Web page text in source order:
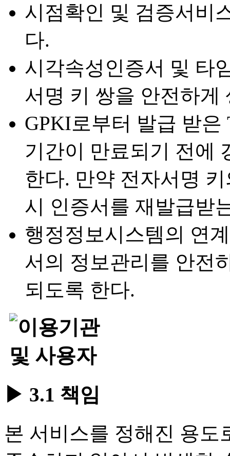
시점확인 및 검증서비
다.
시각속성인증서 및 타
서명 키 쌍을 안전하게
GPKI로부터 발급 받
기간이 만료되기 전에
한다. 만약 전자서명
시 인증서를 재발급받
행정정보시스템의 연
서의 정보관리를 안전
되도록 한다.
▶ 3.1 책임
본 서비스를 정해진 용도